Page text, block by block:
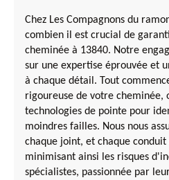
Chez Les Compagnons du
combien il est crucial de
cheminée à 13840. Notre
sur une expertise éprouvée et
à chaque détail. Tout
rigoureuse de votre cheminée,
technologies de pointe pour
moindres failles. Nous nous
chaque joint, et chaque
minimisant ainsi les risques
spécialistes, passionnée par